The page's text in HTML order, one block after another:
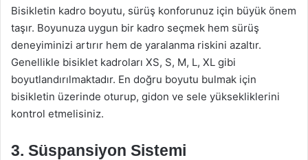
Bisikletin kadro boyutu, sürüş konforunuz için büyük önem
taşır. Boyunuza uygun bir kadro seçmek hem sürüş
deneyiminizi artırır hem de yaralanma riskini azaltır.
Genellikle bisiklet kadroları XS, S, M, L, XL gibi
boyutlandırılmaktadır. En doğru boyutu bulmak için
bisikletin üzerinde oturup, gidon ve sele yüksekliklerini
kontrol etmelisiniz.
3. Süspansiyon Sistemi